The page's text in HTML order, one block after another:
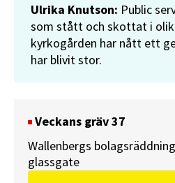
Ulrika Knutson: Public
som stått och skottat i
kyrkogården har nått ett
har blivit stor.
Veckans gräv 37
Wallenbergs
glassgate